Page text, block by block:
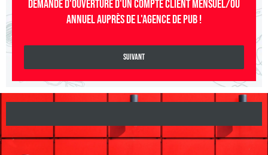
Demande d'ouverture d'un compte client mensuel/ou
annuel auprès de L'AGENCE DE PUB !
Suivant